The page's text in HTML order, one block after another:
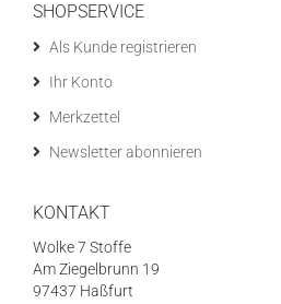
SHOPSERVICE
Als Kunde registrieren
Ihr Konto
Merkzettel
Newsletter abonnieren
KONTAKT
Wolke 7 Stoffe
Am Ziegelbrunn 19
97437 Haßfurt